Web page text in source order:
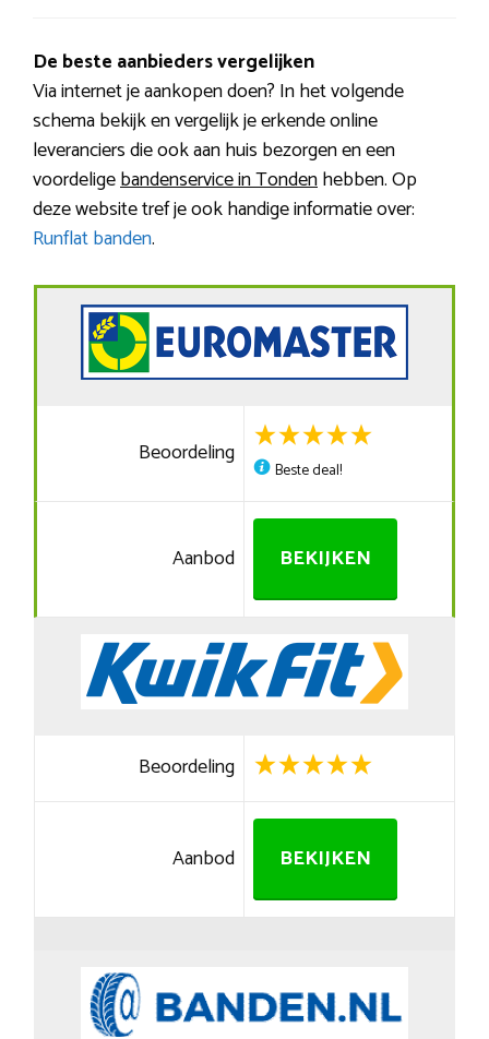
De beste aanbieders vergelijken
Via internet je aankopen doen? In het volgende
schema bekijk en vergelijk je erkende online
leveranciers die ook aan huis bezorgen en een
voordeligebandenservice in Tondenhebben. Op
deze website tref je ook handige informatie over:
Runflat banden.
Beoordeling
Beste deal!
Aanbod BEKIJKEN
Beoordeling
Aanbod BEKIJKEN